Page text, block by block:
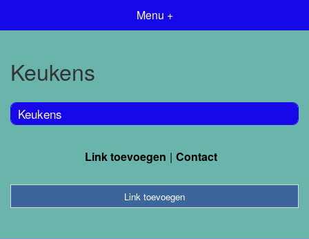
Menu +
Keukens
Keukens
Link toevoegen Contact
Link toevoegen